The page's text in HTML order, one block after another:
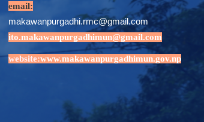
email:
makawanpurgadhi.rmc@gmail.com
ito.makawanpurgadhimun@gmail.com
website:www.makawanpurgadhimun.gov.np